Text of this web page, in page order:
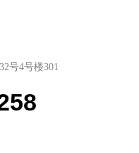
号4号楼301